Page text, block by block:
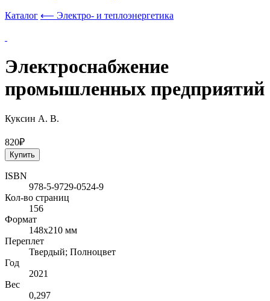
Каталог ⟵ Электро- и теплоэнергетика
Электроснабжение
промышленных предприятий
Куксин А. В.
820₽
Купить
ISBN
978-5-9729-0524-9
Кол-во страниц
156
Формат
148x210 мм
Переплет
Твердый; Полноцвет
Год
2021
Вес
0,297